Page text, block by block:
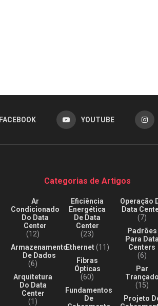
FACEBOOK YOUTUBE
Categorias de Artigos
Ar
Condicionado
Do Data
Center
(12)
Armazenamento
De Dados
(6)
Arquitetura
Do Data
Center
(1)
Eficiência
Energética
De Data
Center
(23)
Ethernet(11)
Fibras
Ópticas
(60)
Fundamentos
De
Operação
Data
(7)
Padrões
Para Data
Centers
(6)
Par
Trançado
(15)
Projeto